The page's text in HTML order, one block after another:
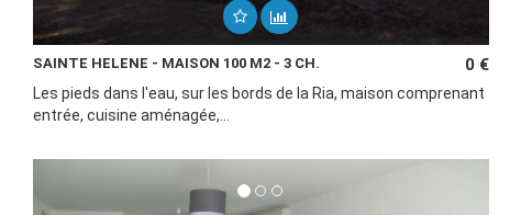
SAINTE HELENE - MAISON 100 M2 - 3 CH. 0 €
Les pieds dans l'eau, sur les bords de la Ria, maison comprenant
entrée, cuisine aménagée,...